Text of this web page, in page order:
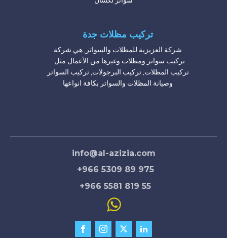
تركيب مظلات جدة
شركة العزيزية للمظلات والسواتر, هي شركة
تركيب سواتر ومظلات وغيرها من الأعمال مثل :
تركيب المظلات, تركيب البرجولات, تركيب السواتر
وصيانة المظلات والسواتر بكافة انواعها
info@al-azizia.com
+966 5309 89 975
+966 5581 819 55